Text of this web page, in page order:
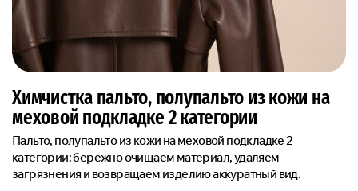
Химчистка пальто, полупальто из кожи на
меховой подкладке 2 категории
Пальто, полупальто из кожи на меховой подкладке 2
категории: бережно очищаем материал, удаляем
загрязнения и возвращаем изделию аккуратный вид.